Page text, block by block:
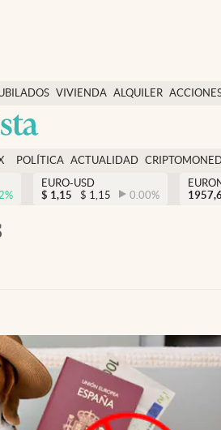
VIVIENDA ALQUILER
USA
POLÍTICA ACTUALIDAD
%
EURO-USD
$ 1,15 $ 1,15 0.00%